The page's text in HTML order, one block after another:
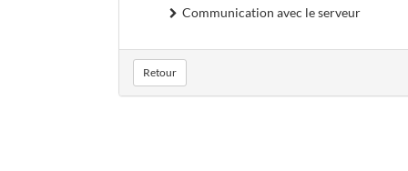
Communication avec le serveur
Retour